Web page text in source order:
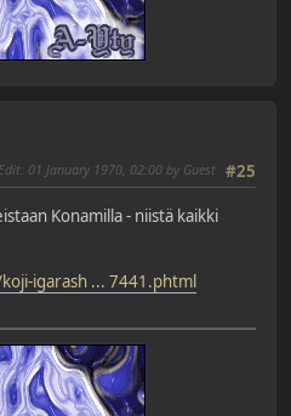
#25
: 01 January 1970, 02:00 by Guest
Konamilla - niistä kaikki
igarash ... 7441.phtml